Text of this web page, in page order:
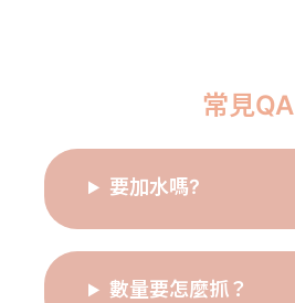
常見QA
要加水嗎?
數量要怎麼抓？